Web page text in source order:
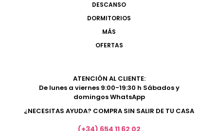
DESCANSO
DORMITORIOS
MÁS
OFERTAS
ATENCIÓN AL CLIENTE:
De lunes a viernes 9:00-19:30 h Sábados y
domingos WhatsApp
¿NECESITAS AYUDA? COMPRA SIN SALIR DE TU CASA